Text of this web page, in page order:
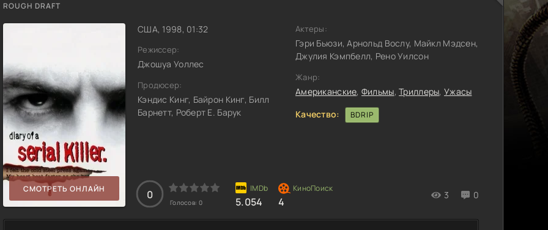
ROUGH DRAFT
СМОТРЕТЬ ОНЛАЙН
США, 1998, 01:32
Режиссер:
Джошуа Уоллес
Продюсер:
Кэндис Кинг, Байрон Кинг, Билл
Барнетт, Роберт Е. Барук
0
Голосов: 0 5.054 4
3 0
Актеры:
Гэри Бьюзи, Арнольд Вослу, Майкл Мэдсен,
Джулия Кэмпбелл, Рено Уилсон
Жанр:
Американские, Фильмы,Триллеры, Ужасы
Качество:
BDRIP